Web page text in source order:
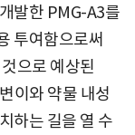
발한 PMG-A3를
투여함으로써
으로 예상된
이와 약물 내성
하는 길을 열 수